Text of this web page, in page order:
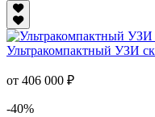
Ультракомпактный УЗИ
от 406 000 ₽
-40%